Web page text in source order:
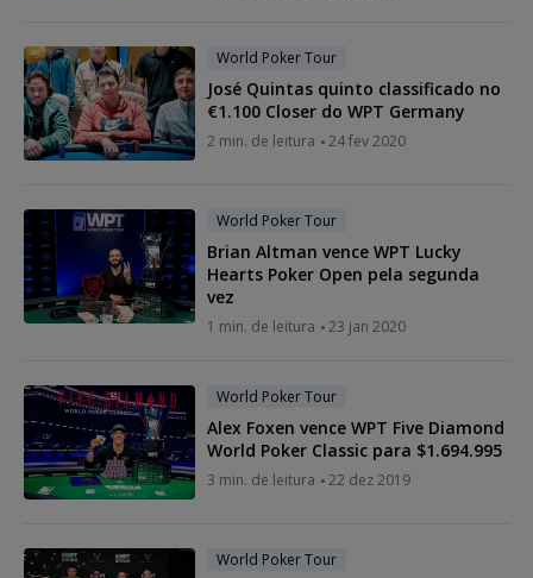
World Poker Tour
José Quintas quinto classificado no
€1.100 Closer do WPT Germany
2 min. de leitura 24 fev 2020
World Poker Tour
Brian Altman vence WPT Lucky
Hearts Poker Open pela segunda
vez
1 min. de leitura 23 jan 2020
World Poker Tour
Alex Foxen vence WPT Five Diamond
World Poker Classic para $1.694.995
3 min. de leitura 22 dez 2019
World Poker Tour